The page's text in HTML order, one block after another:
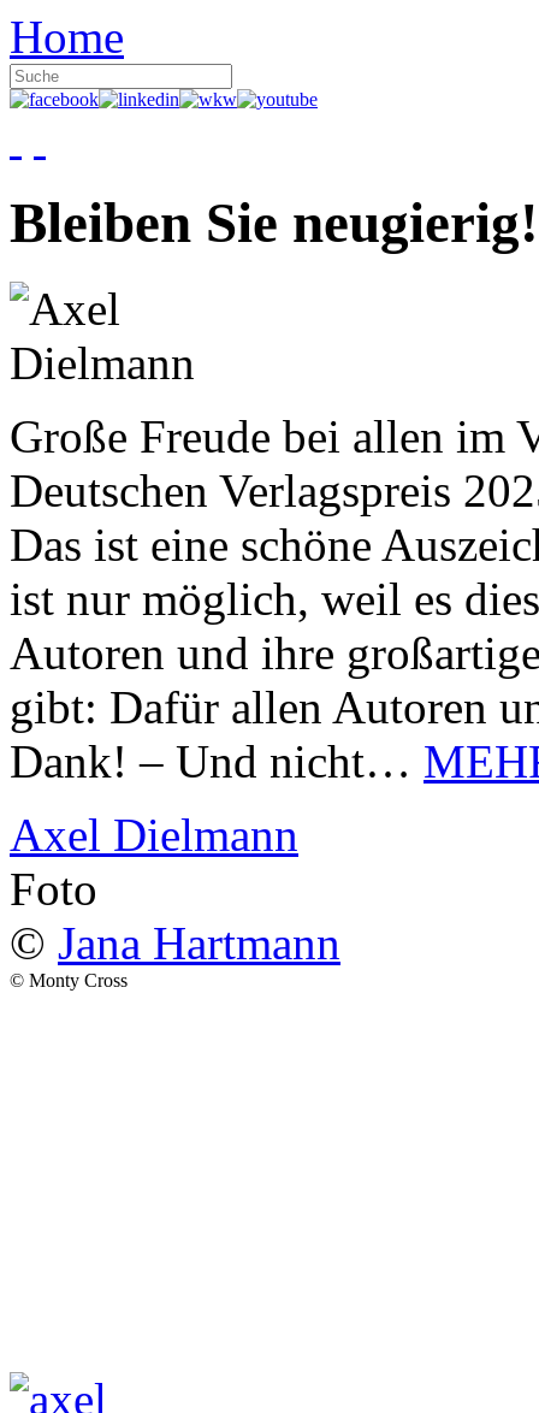
Home
Bleiben Sie neugierig!
Große Freude bei allen im
Deutschen Verlagspreis
Das ist eine schöne
ist nur möglich, weil es
Autoren und ihre
gibt: Dafür allen Autoren
Dank! – Und nicht…
Axel Dielmann
Foto
© Jana Hartmann
© Monty Cross